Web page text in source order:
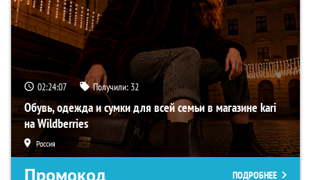
02:24:06 Получили: 32
Обувь, одежда и сумки для всей семьи в магазине kari
на Wildberries
Россия
ПОДРОБНЕЕ